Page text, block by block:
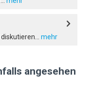
mehr
angesehen